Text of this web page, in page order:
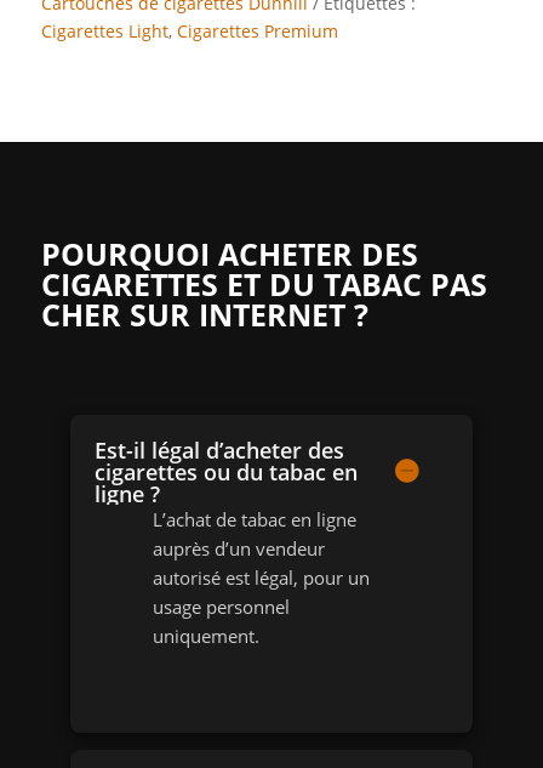
Cigarettes Light, Cigarettes Premium
POURQUOI ACHETER DES
CIGARETTES ET DU TABAC PAS
CHER SUR INTERNET ?
Est-il légal d’acheter des
cigarettes ou du tabac en
ligne ?
L’achat de tabac en ligne
auprès d’un vendeur
autorisé est légal, pour un
usage personnel
uniquement.